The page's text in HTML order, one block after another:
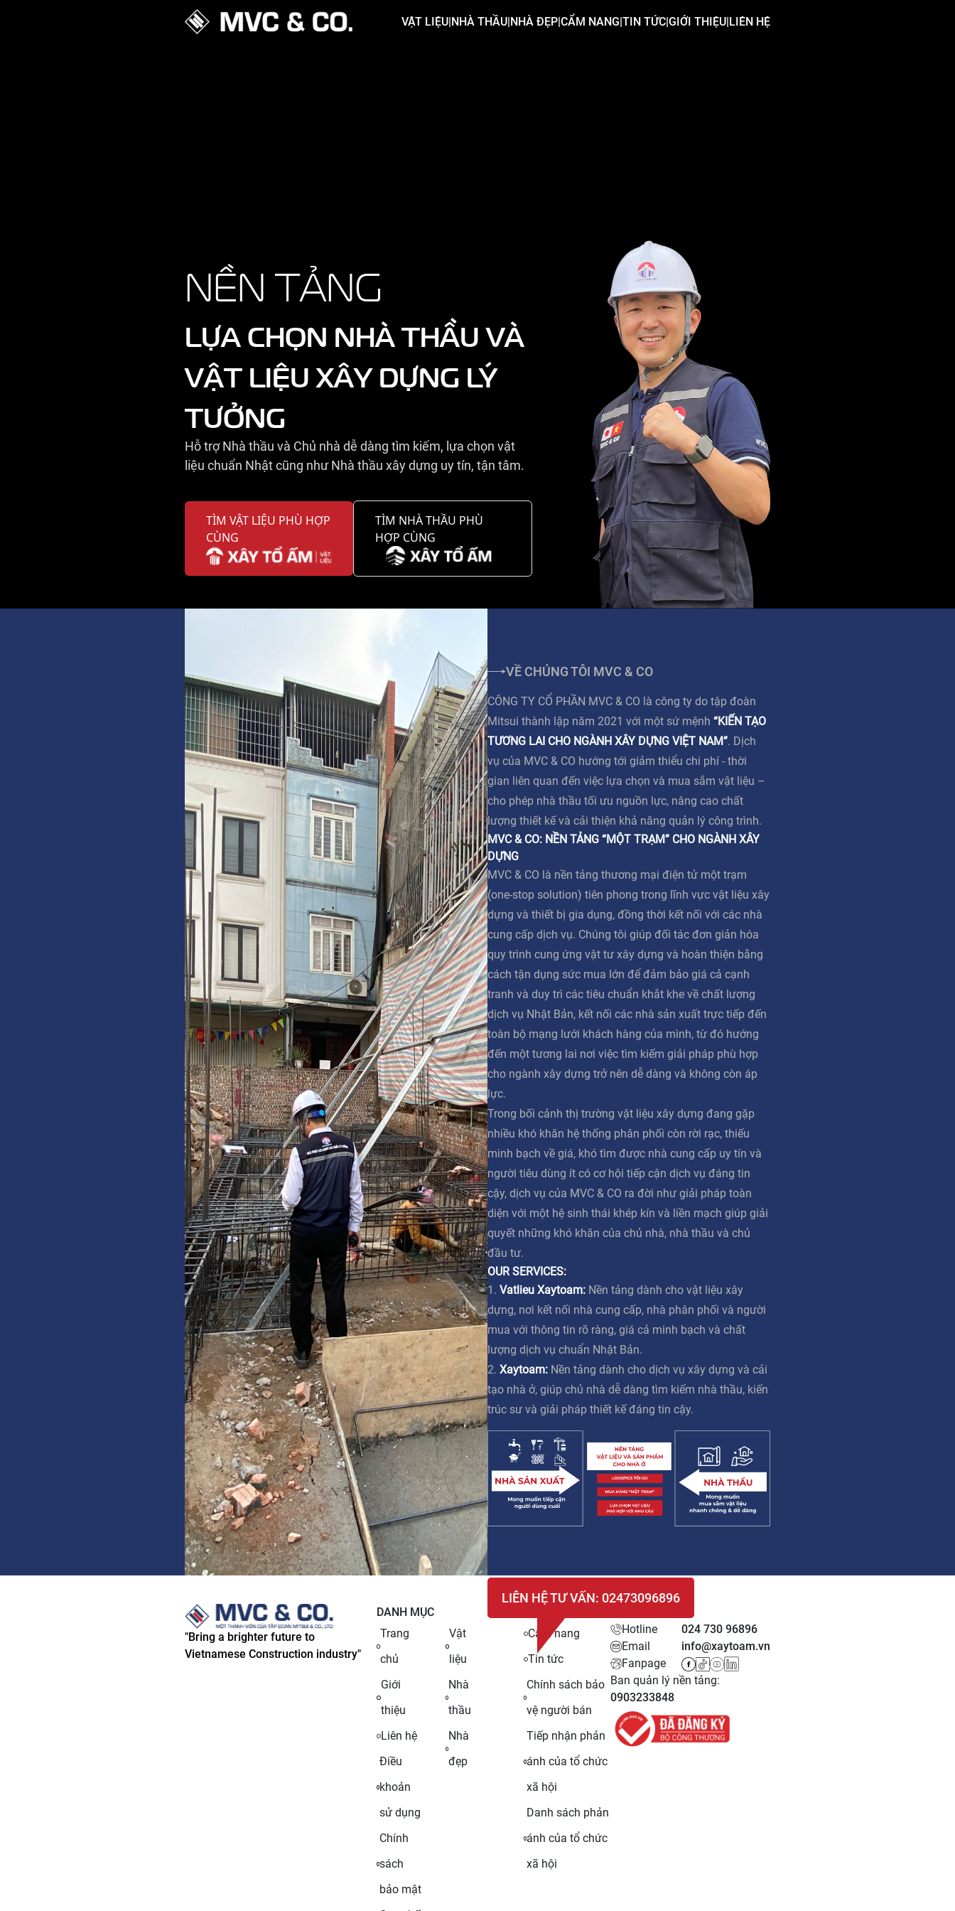
VẬT LIỆU|NHÀ THẦU|NHÀ ĐẸP|CẨM NANG|TIN TỨC|GIỚI THIỆU|LIÊN HỆ
NỀN TẢNG
LỰA CHỌN NHÀ THẦU VÀ
VẬT LIỆU XÂY DỰNG LÝ
TƯỞNG
Hỗ trợ Nhà thầu và Chủ nhà dễ dàng tìm kiếm, lựa chọn vật
liệu chuẩn Nhật cũng như Nhà thầu xây dựng uy tín, tận tâm.
TÌM VẬT LIỆU PHÙ HỢP
CÙNG
TÌM NHÀ THẦU PHÙ
HỢP CÙNG
VỀ CHÚNG TÔI MVC & CO
CÔNG TY CỔ PHẦN MVC & CO là công ty do tập đoàn
Mitsui thành lập năm 2021 với một sứ mệnh “KIẾN TẠO
TƯƠNG LAI CHO NGÀNH XÂY DỰNG VIỆT NAM”. Dịch
vụ của MVC & CO hướng tới giảm thiểu chi phí - thời
gian liên quan đến việc lựa chọn và mua sắm vật liệu –
cho phép nhà thầu tối ưu nguồn lực, nâng cao chất
lượng thiết kế và cải thiện khả năng quản lý công trình.
MVC & CO: NỀN TẢNG “MỘT TRẠM” CHO NGÀNH XÂY
DỰNG
MVC & CO là nền tảng thương mại điện tử một trạm
(one-stop solution) tiên phong trong lĩnh vực vật liệu xây
dựng và thiết bị gia dụng, đồng thời kết nối với các nhà
cung cấp dịch vụ. Chúng tôi giúp đối tác đơn giản hóa
quy trình cung ứng vật tư xây dựng và hoàn thiện bằng
cách tận dụng sức mua lớn để đảm bảo giá cả cạnh
tranh và duy trì các tiêu chuẩn khắt khe về chất lượng
dịch vụ Nhật Bản, kết nối các nhà sản xuất trực tiếp đến
toàn bộ mạng lưới khách hàng của mình, từ đó hướng
đến một tương lai nơi việc tìm kiếm giải pháp phù hợp
cho ngành xây dựng trở nên dễ dàng và không còn áp
lực.
Trong bối cảnh thị trường vật liệu xây dựng đang gặp
nhiều khó khăn hệ thống phân phối còn rời rạc, thiếu
minh bạch về giá, khó tìm được nhà cung cấp uy tín và
người tiêu dùng ít có cơ hội tiếp cận dịch vụ đáng tin
cậy, dịch vụ của MVC & CO ra đời như giải pháp toàn
diện với một hệ sinh thái khép kín và liền mạch giúp giải
quyết những khó khăn của chủ nhà, nhà thầu và chủ
đầu tư.
OUR SERVICES:
1. Vatlieu Xaytoam: Nền tảng dành cho vật liệu xây
dựng, nơi kết nối nhà cung cấp, nhà phân phối và người
mua với thông tin rõ ràng, giá cả minh bạch và chất
lượng dịch vụ chuẩn Nhật Bản.
2. Xaytoam: Nền tảng dành cho dịch vụ xây dựng và cải
tạo nhà ở, giúp chủ nhà dễ dàng tìm kiếm nhà thầu, kiến
trúc sư và giải pháp thiết kế đáng tin cậy.
LIÊN HỆ TƯ VẤN: 02473096896
"Bring a brighter future to
Vietnamese Construction industry"
DANH MỤC
Trang
chủ
Giới
thiệu
Liên hệ
Điều
khoản
sử dụng
Chính
sách
bảo mật
Vật
liệu
Nhà
thầu
Nhà
đẹp
Cẩm nang
Tin tức
Chính sách bảo
vệ người bán
Tiếp nhận phản
ánh của tổ chức
xã hội
Danh sách phản
ánh của tổ chức
xã hội
Hotline
024 730 96896
Email
info@xaytoam.vn
Fanpage
Ban quản lý nền tảng:
0903233848